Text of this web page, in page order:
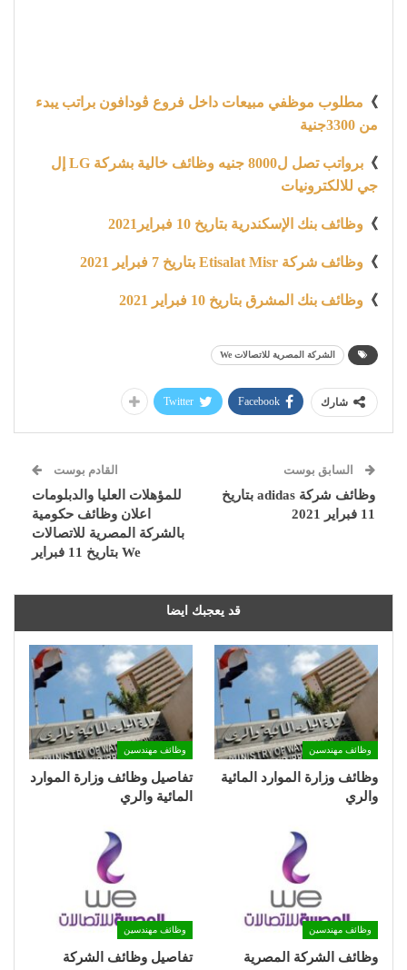
》 مطلوب موظفي مبيعات داخل فروع ڤودافون براتب يبدء
من 3300جنية
》
برواتب تصل ل8000 جنيه وظائف خالية بشركة LG إل
جي للالكترونيات
》 وظائف بنك الإسكندرية بتاريخ 10 فبراير2021
》 وظائف شركة Etisalat Misr بتاريخ 7 فبراير 2021
》 وظائف بنك المشرق بتاريخ 10 فبراير 2021
الشركة المصرية للاتصالات We
شارك Facebook
Twitter
السابق بوست
وظائف شركة adidas بتاريخ
11 فبراير 2021
القادم بوست
للمؤهلات العليا والدبلومات
اعلان وظائف حكومية
بالشركة المصرية للاتصالات
We بتاريخ 11 فبراير
قد يعجبك ايضا
وظائف مهندسين
وظائف وزارة الموارد المائية
والري
وظائف مهندسين
تفاصيل وظائف وزارة الموارد
المائية والري
وظائف مهندسين
وظائف الشركة المصرية
وظائف مهندسين
تفاصيل وظائف الشركة